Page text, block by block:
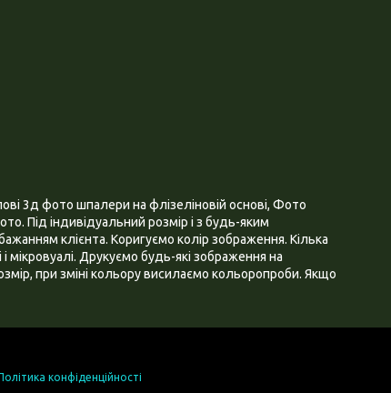
3д фото шпалери на флізеліновій основі, Фото
Під індивідуальний розмір і з будь-яким
клієнта. Коригуємо колір зображення. Кілька
мікровуалі. Друкуємо будь-які зображення на
при зміні кольору висилаємо кольоропроби. Якщо
Політика конфіденційності